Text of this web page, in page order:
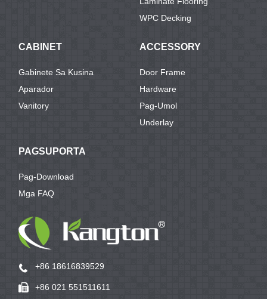
WPC Decking
CABINET
Gabinete Sa Kusina
Aparador
Vanitory
ACCESSORY
Door Frame
Hardware
Pag-Umol
Underlay
PAGSUPORTA
Pag-Download
Mga FAQ
+86 18616839529
+86 021 551511611